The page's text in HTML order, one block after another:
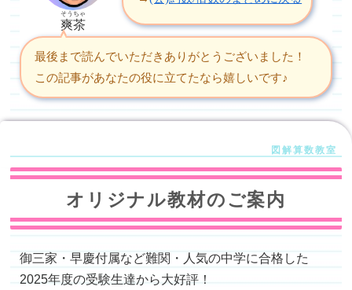
爽茶
そうちゃ
最後まで読んでいただきありがとうございました！
この記事があなたの役に立てたなら嬉しいです♪
オリジナル教材のご案内
御三家・早慶付属など難関・人気の中学に合格した
2025年度の受験生達から大好評！